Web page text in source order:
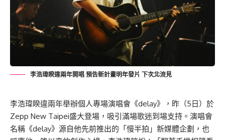
李浩瑋睽違兩年開唱 預告新計畫明年發片 下次北流見
李浩瑋睽違兩年舉辦個人專場演唱會《delay》，昨（5日）於
Zepp New Taipei盛大登場，吸引滿場歌迷到場支持。演唱會
名稱《delay》源自他先前推出的「慢半拍」新媒體企劃，也